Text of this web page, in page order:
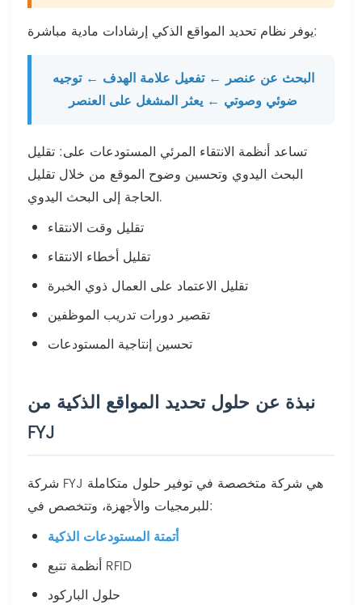
يوفر نظام تحديد المواقع الذكي إرشادات مادية مباشرة:
البحث عن عنصر ← تفعيل علامة الهدف ← توجيه
ضوئي وصوتي ← يعثر المشغل على العنصر
تساعد أنظمة الانتقاء المرئي المستودعات على: تقليل
البحث اليدوي وتحسين وضوح الموقع من خلال تقليل
الحاجة إلى البحث اليدوي.
تقليل وقت الانتقاء
تقليل أخطاء الانتقاء
تقليل الاعتماد على العمال ذوي الخبرة
تقصير دورات تدريب الموظفين
تحسين إنتاجية المستودعات
نبذة عن حلول تحديد المواقع الذكية من
FYJ
شركة FYJ هي شركة متخصصة في توفير حلول متكاملة
للبرمجيات والأجهزة، وتتخصص في:
أتمتة المستودعات الذكية
أنظمة تتبع RFID
حلول الباركود